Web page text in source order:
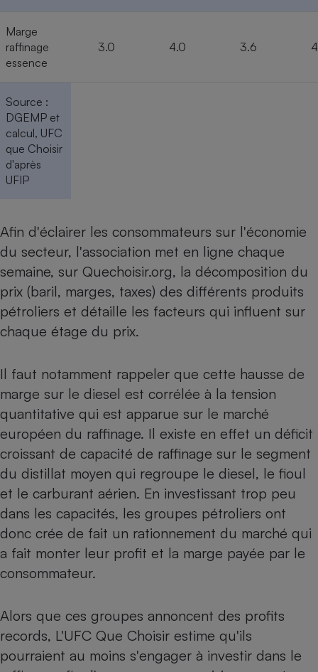
Marge
raffinage
essence
3.0 4.0 3.6
Source :
DGEMP et
calcul, UFC
que Choisir
d'après
UFIP
Afin d'éclairer les consommateurs sur l'économie
du secteur, l'association met en ligne chaque
semaine, sur Quechoisir.org, la décomposition du
prix (baril, marges, taxes) des différents produits
pétroliers et détaille les facteurs qui influent sur
chaque étage du prix.
Il faut notamment rappeler que cette hausse de
marge sur le diesel est corrélée à la tension
quantitative qui est apparue sur le marché
européen du raffinage. Il existe en effet un déficit
croissant de capacité de raffinage sur le segment
du distillat moyen qui regroupe le diesel, le fioul
et le carburant aérien. En investissant trop peu
dans les capacités, les groupes pétroliers ont
donc crée de fait un rationnement du marché qui
a fait monter leur profit et la marge payée par le
consommateur.
Alors que ces groupes annoncent des profits
records, L'UFC Que Choisir estime qu'ils
pourraient au moins s'engager à investir dans le